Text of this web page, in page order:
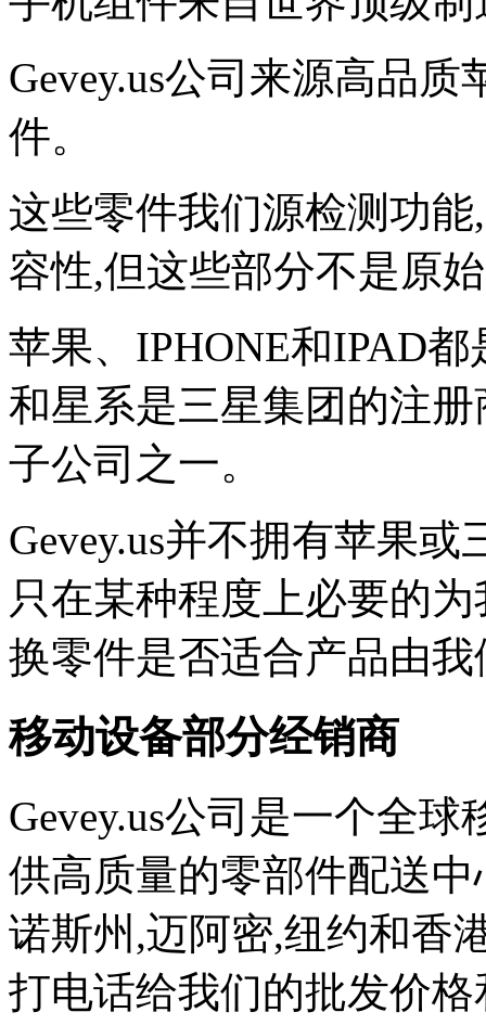
Gevey.us公司来源高品
件。
这些零件我们源检测功
容性,但这些部分不是原
苹果、IPHONE和IPAD
和星系是三星集团的注
子公司之一。
Gevey.us并不拥有苹果
只在某种程度上必要的
换零件是否适合产品由
移动设备部分经销商
Gevey.us公司是一个全
供高质量的零部件配送
诺斯州,迈阿密,纽约和香
打电话给我们的批发价